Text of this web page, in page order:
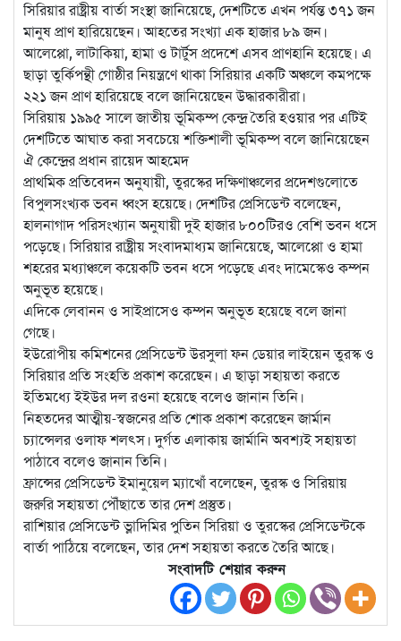
সিরিয়ার রাষ্ট্রীয় বার্তা সংস্থা জানিয়েছে, দেশটিতে এখন পর্যন্ত ৩৭১ জন
মানুষ প্রাণ হারিয়েছেন। আহতের সংখ্যা এক হাজার ৮৯ জন।
আলেপ্পো, লাটাকিয়া, হামা ও টার্টুস প্রদেশে এসব প্রাণহানি হয়েছে। এ
ছাড়া তুর্কিপন্থী গোষ্ঠীর নিয়ন্ত্রণে থাকা সিরিয়ার একটি অঞ্চলে কমপক্ষে
২২১ জন প্রাণ হারিয়েছে বলে জানিয়েছেন উদ্ধারকারীরা।
সিরিয়ায় ১৯৯৫ সালে জাতীয় ভূমিকম্প কেন্দ্র তৈরি হওয়ার পর এটিই
দেশটিতে আঘাত করা সবচেয়ে শক্তিশালী ভূমিকম্প বলে জানিয়েছেন
ঐ কেন্দ্রের প্রধান রায়েদ আহমেদ
প্রাথমিক প্রতিবেদন অনুযায়ী, তুরস্কের দক্ষিণাঞ্চলের প্রদেশগুলোতে
বিপুলসংখ্যক ভবন ধ্বংস হয়েছে। দেশটির প্রেসিডেন্ট বলেছেন,
হালনাগাদ পরিসংখ্যান অনুযায়ী দুই হাজার ৮০০টিরও বেশি ভবন ধসে
পড়েছে। সিরিয়ার রাষ্ট্রীয় সংবাদমাধ্যম জানিয়েছে, আলেপ্পো ও হামা
শহরের মধ্যাঞ্চলে কয়েকটি ভবন ধসে পড়েছে এবং দামেস্কেও কম্পন
অনুভূত হয়েছে।
এদিকে লেবানন ও সাইপ্রাসেও কম্পন অনুভূত হয়েছে বলে জানা
গেছে।
ইউরোপীয় কমিশনের প্রেসিডেন্ট উরসুলা ফন ডেয়ার লাইয়েন তুরস্ক ও
সিরিয়ার প্রতি সংহতি প্রকাশ করেছেন। এ ছাড়া সহায়তা করতে
ইতিমধ্যে ইইউর দল রওনা হয়েছে বলেও জানান তিনি।
নিহতদের আত্মীয়-স্বজনের প্রতি শোক প্রকাশ করেছেন জার্মান
চ্যান্সেলর ওলাফ শলৎস। দুর্গত এলাকায় জার্মানি অবশ্যই সহায়তা
পাঠাবে বলেও জানান তিনি।
ফ্রান্সের প্রেসিডেন্ট ইমানুয়েল ম্যাখোঁ বলেছেন, তুরস্ক ও সিরিয়ায়
জরুরি সহায়তা পৌঁছাতে তার দেশ প্রস্তুত।
রাশিয়ার প্রেসিডেন্ট ভ্লাদিমির পুতিন সিরিয়া ও তুরস্কের প্রেসিডেন্টকে
বার্তা পাঠিয়ে বলেছেন, তার দেশ সহায়তা করতে তৈরি আছে।
সংবাদটি শেয়ার করুন